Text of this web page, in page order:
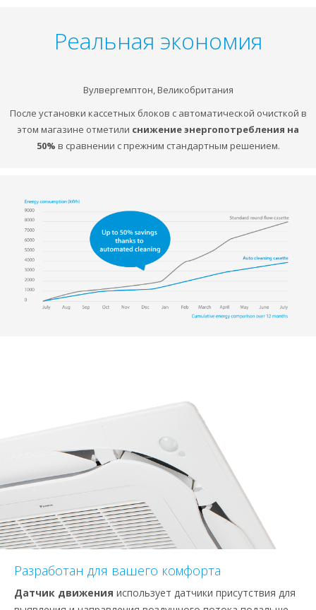
Реальная экономия
Вулвергемптон, Великобритания
После установки кассетных блоков с автоматической очисткой в
этом магазине отметили снижение энергопотребления на
50% в сравнении с прежним стандартным решением.
Разработан для вашего комфорта
Датчик движения использует датчики присутствия для